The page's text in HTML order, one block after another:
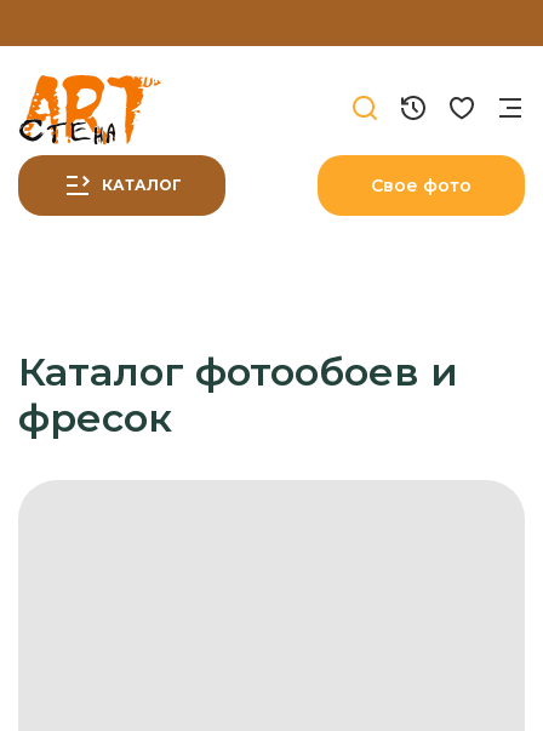
КАТАЛОГ Свое фото
Каталог фотообоев и
фресок